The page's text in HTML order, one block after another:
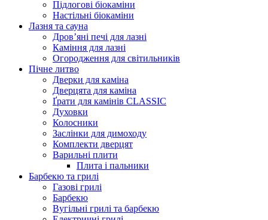
Підлогові біокаміни
Настільні біокаміни
Лазня та сауна
Дров’яні печі для лазні
Каміння для лазні
Огородження для світильників
Пічне литво
Дверки для каміна
Дверцята для каміна
Ґрати для камінів CLASSIC
Духовки
Колосники
Заслінки для димоходу
Комплекти дверцят
Варильні плити
Плита і пальники
Барбекю та грилі
Газові грилі
Барбекю
Вугільні грилі та барбекю